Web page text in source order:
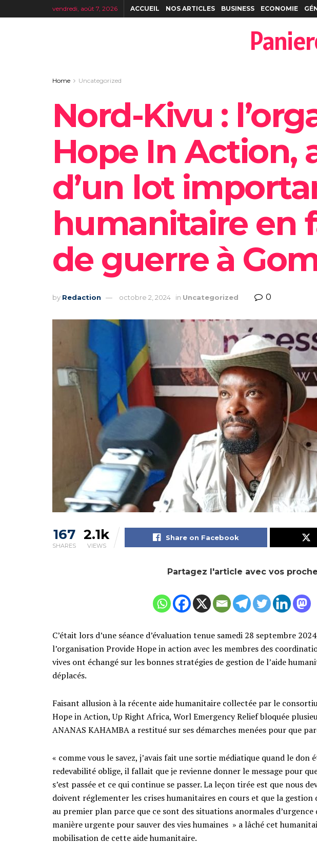
vendredi, août 7, 2026 ACCUEIL NOS ARTICLES BUSINESS ECONOMIE
Home Uncategorized
Nord-Kivu :
Hope In Action,
d’un lot
humanitaire en
de guerre à
by Redaction octobre 2, 2024 in Uncategorized 0
167
SHARES
2.1k
VIEWS
Share on Facebook
Partagez l'article avec vos
C’était lors d’une séance d’évaluation tenue samedi 28 septembre
l’organisation Provide Hope in action avec les membres des
vives ont échangé sur les bonnes stratégies de gestion de l’aide
déplacés.
Faisant allusion à la récente aide humanitaire collectée par le
Hope in Action, Up Right Africa, Worl Emergency Relief bloquée
ANANAS KAHAMBA a restitué sur ses démarches menées pour que
« comme vous le savez, j’avais fait une sortie médiatique quand le don
redevabilité oblige, il fallait que je revienne donner le message pour
s’est passée et ce qui continue se passer. La leçon tirée est que nous
doivent réglementer les crises humanitaires en cours et que la gestion
au premier plan parce que ce sont des situations anormales
manière urgente pour sauver des vies humaines » a lâché cet
mobilisation de cette aide humanitaire.